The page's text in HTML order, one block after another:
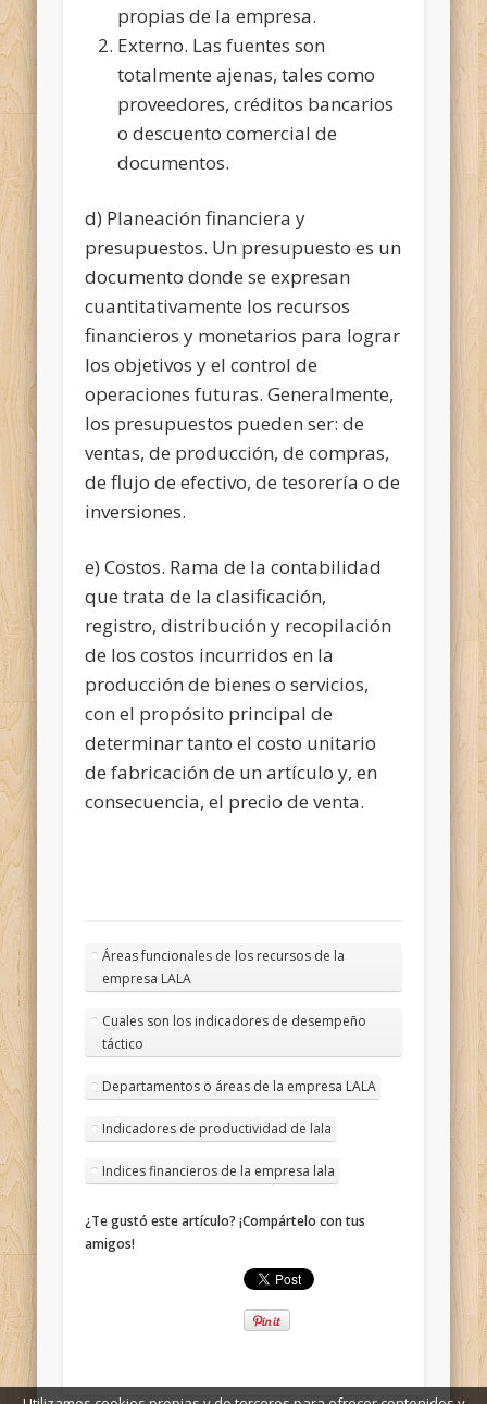
propias de la empresa.
Externo. Las fuentes son
totalmente ajenas, tales como
proveedores, créditos bancarios
o descuento comercial de
documentos.
d) Planeación financiera y
presupuestos. Un presupuesto es un
documento donde se expresan
cuantitativamente los recursos
financieros y monetarios para lograr
los objetivos y el control de
operaciones futuras. Generalmente,
los presupuestos pueden ser: de
ventas, de producción, de compras,
de flujo de efectivo, de tesorería o de
inversiones.
e) Costos. Rama de la contabilidad
que trata de la clasificación,
registro, distribución y recopilación
de los costos incurridos en la
producción de bienes o servicios,
con el propósito principal de
determinar tanto el costo unitario
de fabricación de un artículo y, en
consecuencia, el precio de venta.
Áreas funcionales de los recursos de la
empresa LALA
Cuales son los indicadores de desempeño
táctico
Departamentos o áreas de la empresa LALA
Indicadores de productividad de lala
Indices financieros de la empresa lala
¿Te gustó este artículo? ¡Compártelo con tus
amigos!